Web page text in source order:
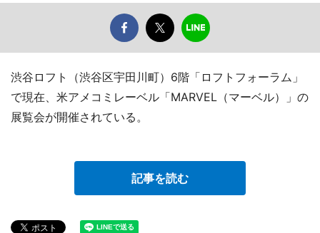
渋谷ロフト（渋谷区宇田川町）6階「ロフトフォーラム」
で現在、米アメコミレーベル「MARVEL（マーベル）」の
展覧会が開催されている。
記事を読む